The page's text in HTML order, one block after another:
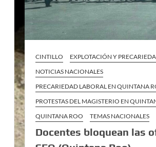
CINTILLO
EXPLOTACIÓN Y
NOTICIAS NACIONALES
PRECARIEDAD LABORAL EN QUINTANA
PROTESTAS DEL MAGISTERIO EN
QUINTANA ROO
TEMAS NACIONALES
Docentes bloquean las